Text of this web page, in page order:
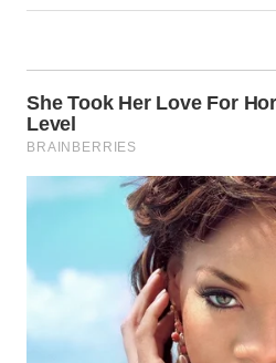
TEBING
TINGGI
WN
PAKPAK
BEKASI